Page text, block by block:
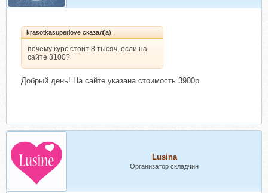
krasotkasuperlove сказал(а):
почему курс стоит 8 тысяч, если на
сайте 3100?
Добрый день! На сайте указана стоимость 3900р.
Lusina
Организатор складчин